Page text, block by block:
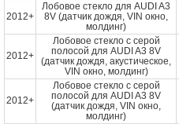
2012+
Лобовое стекло для AUDI A3
8V (датчик дождя, VIN окно,
молдинг)
2012+
Лобовое стекло с серой
полосой для AUDI A3 8V
(датчик дождя, акустическое,
VIN окно, молдинг)
2012+
Лобовое стекло с серой
полосой для AUDI A3 8V
(датчик дождя, VIN окно,
молдинг)